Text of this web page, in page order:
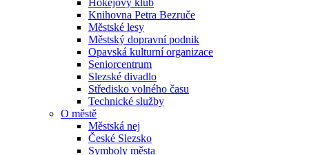
Hokejový klub
Knihovna Petra Bezruče
Městské lesy
Městský dopravní podnik
Opavská kulturní organizace
Seniorcentrum
Slezské divadlo
Středisko volného času
Technické služby
O městě
Městská nej
České Slezsko
Symboly města